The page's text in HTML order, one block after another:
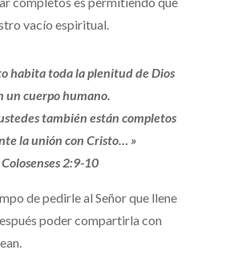
vacío espiritual.
habita toda la plenitud de Dios
un cuerpo humano.
también están completos
la unión con Cristo… »
Colosenses 2:9-10
de pedirle al Señor que llene
poder compartirla con